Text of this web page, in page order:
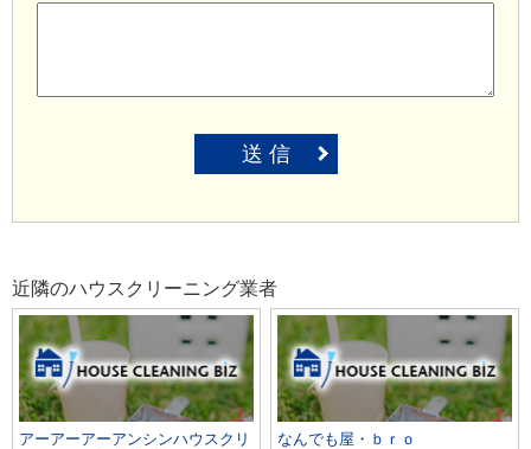
送 信
近隣のハウスクリーニング業者
アーアーアーアンシンハウスクリ
なんでも屋・ｂｒｏ